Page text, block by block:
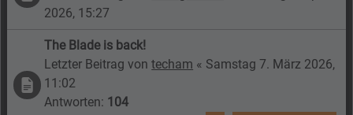
2026, 15:27
The Blade is back!
Letzter Beitrag vontecham « Samstag 7. März 2026,
11:02
Antworten: 104